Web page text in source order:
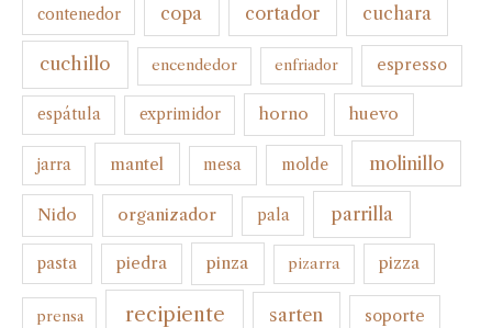
contenedor copa cortador cuchara
cuchillo encendedor enfriador espresso
espátula exprimidor horno huevo
jarra mantel mesa molde molinillo
Nido organizador pala parrilla
pasta piedra pinza pizarra pizza
prensa recipiente sarten soporte